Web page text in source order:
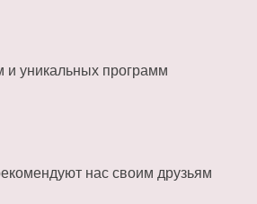
и уникальных программ
нас своим друзьям